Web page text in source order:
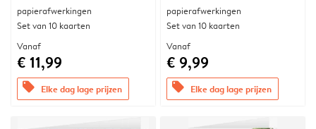
papierafwerkingen
Set van 10 kaarten
Vanaf
€ 11,99
offers Elke dag lage prijzen
papierafwerkingen
Set van 10 kaarten
Vanaf
€ 9,99
offers Elke dag lage prijzen